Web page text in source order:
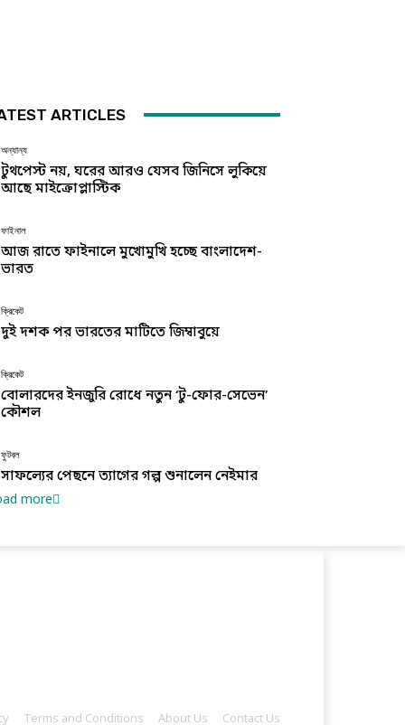
ARTICLES
অন্যান্য
টুথপেস্ট নয়, ঘরের আরও যেসব জিনিসে লুকিয়ে
আছে মাইক্রোপ্লাস্টিক
ফাইনাল
আজ রাতে ফাইনালে মুখোমুখি হচ্ছে বাংলাদেশ-
ভারত
ক্রিকেট
দুই দশক পর ভারতের মাটিতে জিম্বাবুয়ে
ক্রিকেট
বোলারদের ইনজুরি রোধে নতুন ‘টু-ফোর-সেভেন’
কৌশল
ফুটবল
সাফল্যের পেছনে ত্যাগের গল্প শুনালেন নেইমার
more
Terms and Conditions About Us Contact Us